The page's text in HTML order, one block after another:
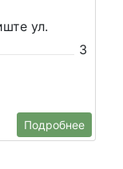
ул.
3
Подробнее